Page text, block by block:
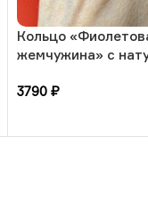
Кольцо
жемчужина» с
размера, РБ
3790₽